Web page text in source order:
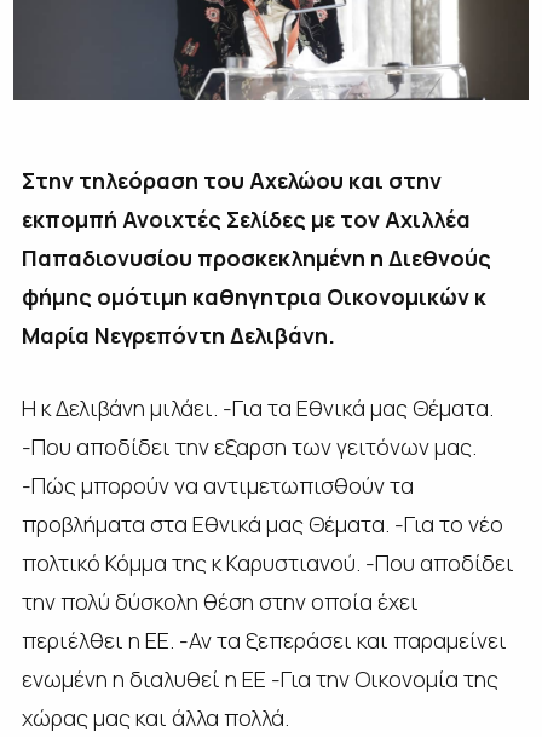
Στην τηλεόραση του Αχελώου και στην
εκπομπή Ανοιχτές Σελίδες με τον Αχιλλέα
Παπαδιονυσίου προσκεκλημένη η Διεθνούς
φήμης ομότιμη καθηγητρια Οικονομικών κ
Μαρία Νεγρεπόντη Δελιβάνη.
Η κ Δελιβάνη μιλάει. -Για τα Εθνικά μας Θέματα.
-Που αποδίδει την εξαρση των γειτόνων μας.
-Πώς μπορούν να αντιμετωπισθούν τα
προβλήματα στα Εθνικά μας Θέματα. -Για το νέο
πολτικό Κόμμα της κ Καρυστιανού. -Που αποδίδει
την πολύ δύσκολη θέση στην οποία έχει
περιέλθει η ΕΕ. -Αν τα ξεπεράσει και παραμείνει
ενωμένη η διαλυθεί η ΕΕ -Για την Οικονομία της
χώρας μας και άλλα πολλά.